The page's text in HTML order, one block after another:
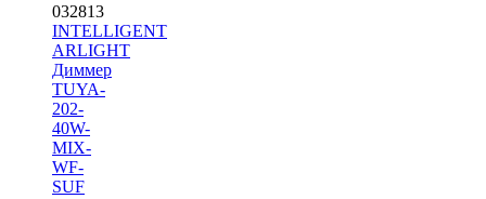
032813
INTELLIGENT
ARLIGHT
Диммер
TUYA-
202-
40W-
MIX-
WF-
SUF